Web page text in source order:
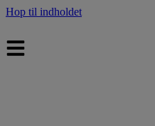
Hop til indholdet